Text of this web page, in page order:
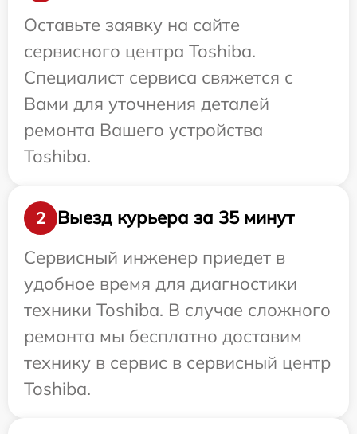
Оставьте заявку на сайте
сервисного центра Toshiba.
Специалист сервиса свяжется с
Вами для уточнения деталей
ремонта Вашего устройства
Toshiba.
2
Выезд курьера за 35 минут
Сервисный инженер приедет в
удобное время для диагностики
техники Toshiba. В случае сложного
ремонта мы бесплатно доставим
технику в сервис в сервисный центр
Toshiba.